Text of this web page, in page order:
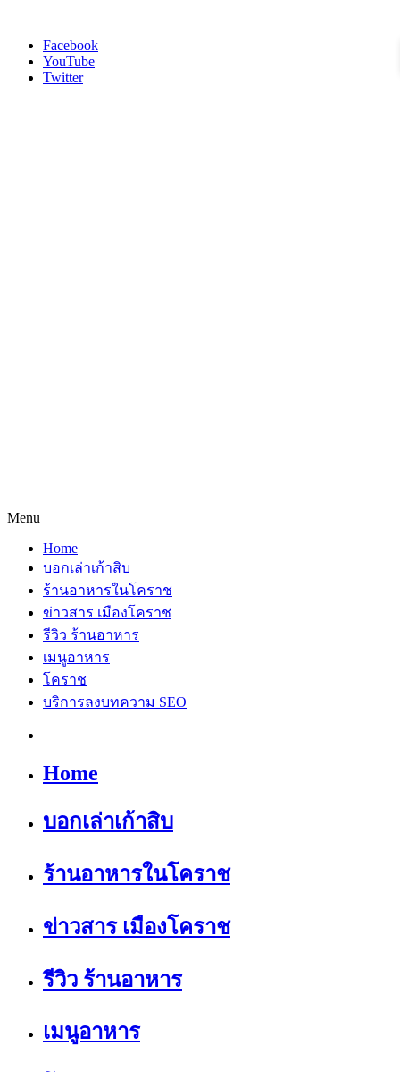
Facebook
YouTube
Twitter
Menu
Home
บอกเล่าเก้าสิบ
ร้านอาหารในโคราช
ข่าวสาร เมืองโคราช
รีวิว ร้านอาหาร
เมนูอาหาร
โคราช
บริการลงบทความ SEO
Home
บอกเล่าเก้าสิบ
ร้านอาหารในโคราช
ข่าวสาร เมืองโคราช
รีวิว ร้านอาหาร
เมนูอาหาร